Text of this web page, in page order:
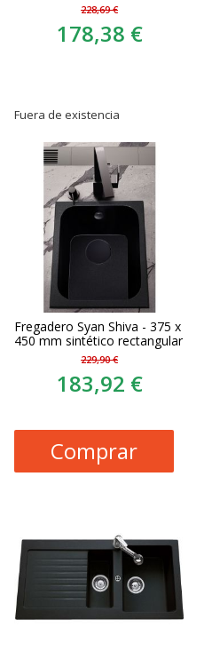
228,69 €
178,38 €
Fuera de existencia
Fregadero Syan Shiva - 375 x
450 mm sintético rectangular
229,90 €
183,92 €
Comprar